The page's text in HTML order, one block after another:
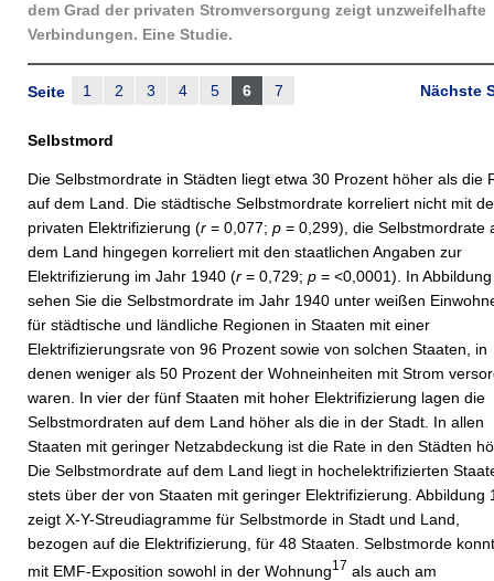
dem Grad der privaten Stromversorgung zeigt unzweifelhafte
Verbindungen. Eine Studie.
Nächste
Seite 1 2 3 4 5 6 7
Selbstmord
Die Selbstmordrate in Städten liegt etwa 30 Prozent höher als die
auf dem Land. Die städtische Selbstmordrate korreliert nicht mit
privaten Elektrifizierung (r = 0,077; p = 0,299), die Selbstmordrate
dem Land hingegen korreliert mit den staatlichen Angaben zur
Elektrifizierung im Jahr 1940 (r = 0,729; p = <0,0001). In
sehen Sie die Selbstmordrate im Jahr 1940 unter weißen
für städtische und ländliche Regionen in Staaten mit einer
Elektrifizierungsrate von 96 Prozent sowie von solchen Staaten, in
denen weniger als 50 Prozent der Wohneinheiten mit Strom
waren. In vier der fünf Staaten mit hoher Elektrifizierung lagen die
Selbstmordraten auf dem Land höher als die in der Stadt. In allen
Staaten mit geringer Netzabdeckung ist die Rate in den Städten
Die Selbstmordrate auf dem Land liegt in hochelektrifizierten
stets über der von Staaten mit geringer Elektrifizierung. Abbildung
zeigt X-Y-Streudiagramme für Selbstmorde in Stadt und Land,
bezogen auf die Elektrifizierung, für 48 Staaten. Selbstmorde
mit EMF-Exposition sowohl in der Wohnung17 als auch am